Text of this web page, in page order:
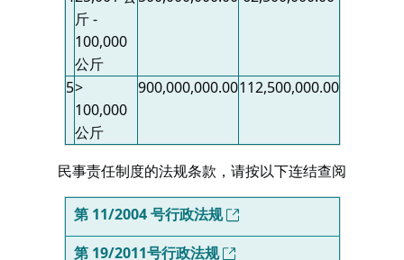
斤 -
100,000
公斤
5>
100,000
公斤
900,000,000.00112,500,000.00
民事责任制度的法规条款，请按以下连结查阅
第 11/2004 号行政法规
第 19/2011号行政法规